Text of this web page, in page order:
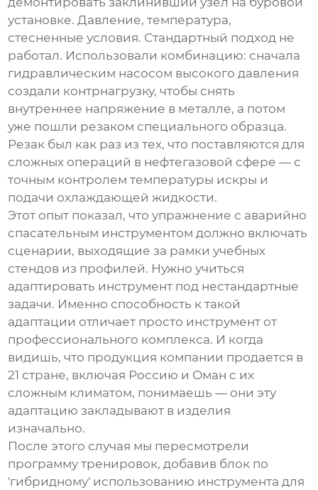
установке. Давление, температура,
стесненные условия. Стандартный подход не
работал. Использовали комбинацию: сначала
гидравлическим насосом высокого давления
создали контрнагрузку, чтобы снять
внутреннее напряжение в металле, а потом
уже пошли резаком специального образца.
Резак был как раз из тех, что поставляются для
сложных операций в нефтегазовой сфере — с
точным контролем температуры искры и
подачи охлаждающей жидкости.
Этот опыт показал, чтоупражнение с аварийно
спасательным инструментом должно включать
сценарии, выходящие за рамки учебных
стендов из профилей. Нужно учиться
адаптировать инструмент под нестандартные
задачи. Именно способность к такой
адаптации отличает просто инструмент от
профессионального комплекса. И когда
видишь, что продукция компании продается в
21 стране, включая Россию и Оман с их
сложным климатом, понимаешь — они эту
адаптацию закладывают в изделия
изначально.
После этого случая мы пересмотрели
программу тренировок, добавив блок по
'гибридному' использованию инструмента для